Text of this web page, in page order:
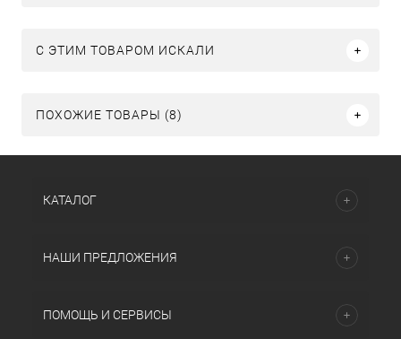
C ЭТИМ ТОВАРОМ ИСКАЛИ
ПОХОЖИЕ ТОВАРЫ (8)
КАТАЛОГ
НАШИ ПРЕДЛОЖЕНИЯ
ПОМОЩЬ И СЕРВИСЫ